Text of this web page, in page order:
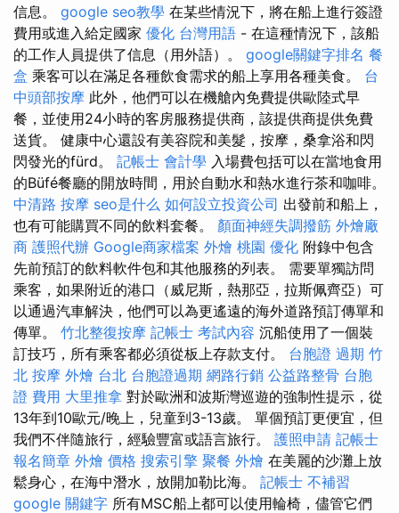
信息。 google seo教學 在某些情況下，將在船上進行簽證
費用或進入給定國家 優化 台灣用語 - 在這種情況下，該船
的工作人員提供了信息（用外語）。 google關鍵字排名 餐
盒 乘客可以在滿足各種飲食需求的船上享用各種美食。 台
中頭部按摩 此外，他們可以在機艙內免費提供歐陸式早
餐，並使用24小時的客房服務提供商，該提供商提供免費
送貨。 健康中心還設有美容院和美髮，按摩，桑拿浴和閃
閃發光的fürd。 記帳士 會計學 入場費包括可以在當地食用
的Büfé餐廳的開放時間，用於自動水和熱水進行茶和咖啡。
中清路 按摩 seo是什么 如何設立投資公司 出發前和船上，
也有可能購買不同的飲料套餐。 顏面神經失調撥筋 外燴廠
商 護照代辦 Google商家檔案 外燴 桃園 優化 附錄中包含
先前預訂的飲料軟件包和其他服務的列表。 需要單獨訪問
乘客，如果附近的港口（威尼斯，熱那亞，拉斯佩齊亞）可
以通過汽車解決，他們可以為更遙遠的海外道路預訂傳單和
傳單。 竹北整復按摩 記帳士 考試內容 沉船使用了一個裝
訂技巧，所有乘客都必須從板上存款支付。 台胞證 過期 竹
北 按摩 外燴 台北 台胞證過期 網路行銷 公益路整骨 台胞
證 費用 大里推拿 對於歐洲和波斯灣巡遊的強制性提示，從
13年到10歐元/晚上，兒童到3-13歲。 單個預訂更便宜，但
我們不伴隨旅行，經驗豐富或語言旅行。 護照申請 記帳士
報名簡章 外燴 價格 搜索引擎 聚餐 外燴 在美麗的沙灘上放
鬆身心，在海中潛水，放開加勒比海。 記帳士 不補習
google 關鍵字 所有MSC船上都可以使用輪椅，儘管它們